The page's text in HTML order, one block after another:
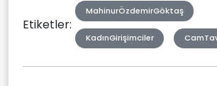
Etiketler:
MahinurÖzdemirGöktaş
KadınGirişimciler